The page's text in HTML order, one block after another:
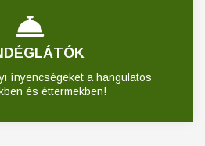
ínyencségeket a hangulatos
és éttermekben!